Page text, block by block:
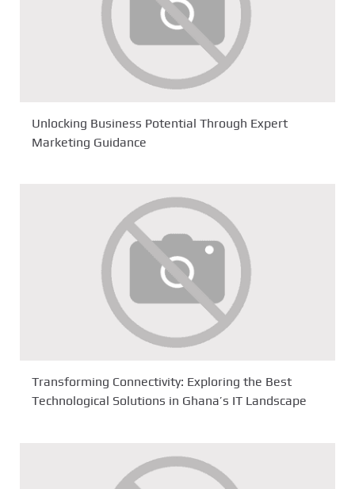
Unlocking Business Potential Through Expert
Marketing Guidance
Transforming Connectivity: Exploring the Best
Technological Solutions in Ghana’s IT Landscape